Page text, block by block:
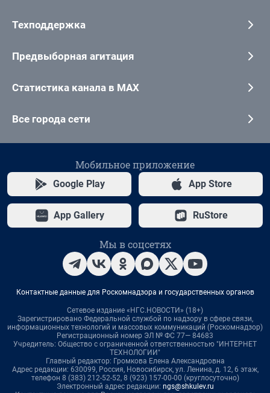
Техподдержка
Предвыборная агитация
Статистика канала в MAX
Все города сети
Мобильное приложение
Google Play App Store
App Gallery RuStore
Мы в соцсетях
Контактные данные для Роскомнадзора и государственных органов
Сетевое издание «НГС.НОВОСТИ» (18+)
Зарегистрировано Федеральной службой по надзору в сфере связи,
информационных технологий и массовых коммуникаций (Роскомнадзор)
Регистрационный номер ЭЛ № ФС 77— 84683
Учредитель: Общество с ограниченной ответственностью "ИНТЕРНЕТ
ТЕХНОЛОГИИ"
Главный редактор: Громкова Елена Александровна
Адрес редакции: 630099, Россия, Новосибирск, ул. Ленина, д. 12, 6 этаж,
телефон 8 (383) 212-52-52, 8 (923) 157-00-00 (круглосуточно)
Электронный адрес редакции: ngs@shkulev.ru